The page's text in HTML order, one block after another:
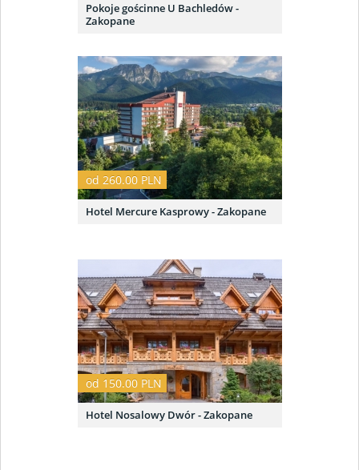
Pokoje gościnne U Bachledów -
Zakopane
od 260.00 PLN
Hotel Mercure Kasprowy - Zakopane
od 150.00 PLN
Hotel Nosalowy Dwór - Zakopane